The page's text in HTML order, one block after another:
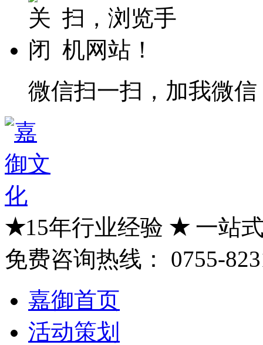
微信扫一扫，加我微信
★15年行业经验 ★一站
免费咨询热线：
0755-
嘉御首页
活动策划